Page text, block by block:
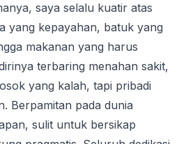
saya selalu kuatir atas
yang kepayahan, batuk yang
makanan yang harus
terbaring menahan sakit,
yang kalah, tapi pribadi
Berpamitan pada dunia
sulit untuk bersikap